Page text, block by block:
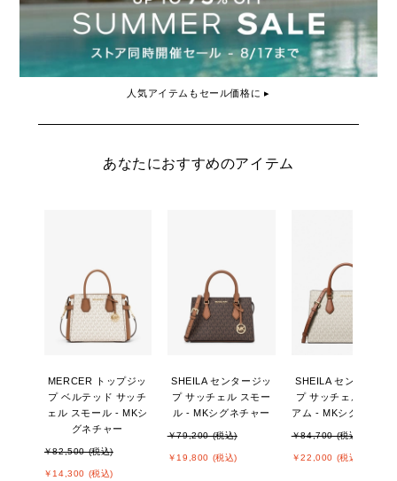
人気アイテムもセール価格に ▸
あなたにおすすめのアイテム
MERCER トップジッ
プ ベルテッド サッチ
ェル スモール - MKシ
グネチャー
￥82,500 (税込)
￥14,300 (税込)
SHEILA センタージッ
プ サッチェル スモー
ル - MKシグネチャー
￥79,200 (税込)
￥19,800 (税込)
SHEILA センタージッ
プ サッチェル ミディ
アム - MKシグネチャ
￥84,700 (税込)
￥22,000 (税込)